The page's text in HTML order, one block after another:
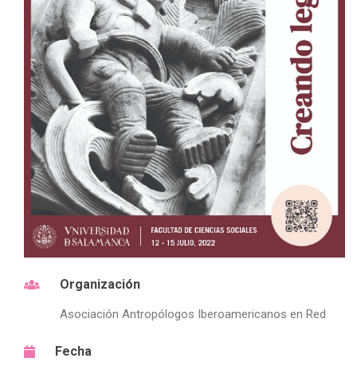
Organización
Asociación Antropólogos Iberoamericanos en Red
Fecha